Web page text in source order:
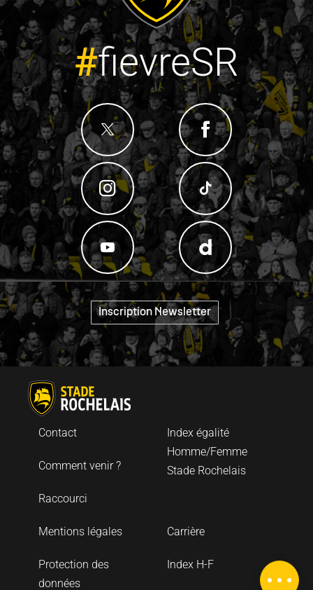
Carte
#fievreSR
Inscription Newsletter "
Index égalité
Homme/Femme
Stade Rochelais
Contact
Comment venir ?
Raccourci
Carrière
Mentions légales
Index H-F
Protection des
données